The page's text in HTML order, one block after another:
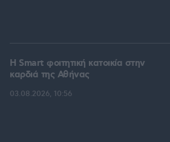
Η Smart φοιτητική κατοικία στην
καρδιά της Αθήνας
03.08.2026, 10:56